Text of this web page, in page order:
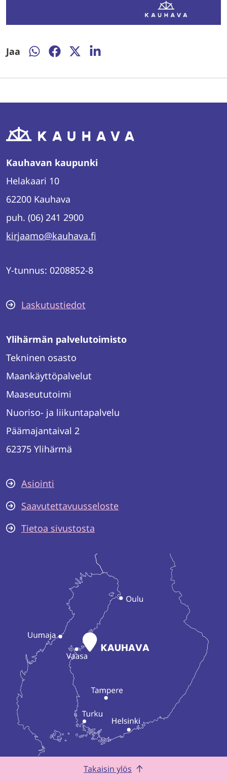
Jaa
Jaa
Jaa
Jaa
Jaa
Kauhavan kaupunki
Helakaari 10
62200 Kauhava
puh. (06) 241 2900
kirjaamo@kauhava.fi
Y-tunnus: 0208852-8
Laskutustiedot
Ylihärmän palvelutoimisto
Tekninen osasto
Maankäyttöpalvelut
Maaseututoimi
Nuoriso- ja liikuntapalvelu
Päämajantaival 2
62375 Ylihärmä
Asiointi
Saavutettavuusseloste
Tietoa sivustosta
Takaisin ylös